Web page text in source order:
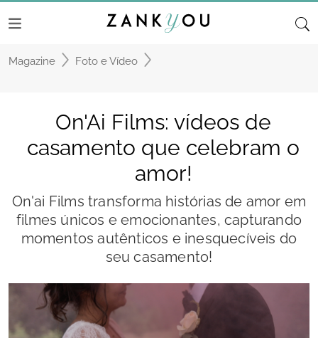
Magazine Foto e Vídeo
On'Ai Films: vídeos de
casamento que celebram o
amor!
On'ai Films transforma histórias de amor em
filmes únicos e emocionantes, capturando
momentos autênticos e inesquecíveis do
seu casamento!